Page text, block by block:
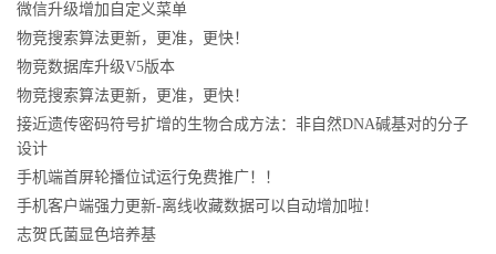
微信升级增加自定义菜单
物竞搜索算法更新，更准，更快！
物竞数据库升级V5版本
物竞搜索算法更新，更准，更快！
接近遗传密码符号扩增的生物合成方法：非自然DNA碱基对的分子
设计
手机端首屏轮播位试运行免费推广！！
手机客户端强力更新-离线收藏数据可以自动增加啦！
志贺氏菌显色培养基